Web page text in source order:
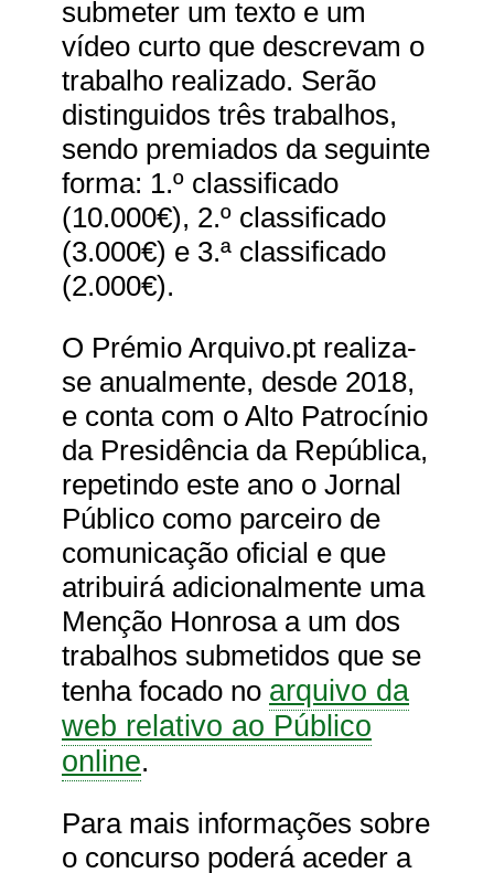
submeter um texto e um
vídeo curto que descrevam o
trabalho realizado. Serão
distinguidos três trabalhos,
sendo premiados da seguinte
forma: 1.º classificado
(10.000€), 2.º classificado
(3.000€) e 3.ª classificado
(2.000€).
O Prémio Arquivo.pt realiza-
se anualmente, desde 2018,
e conta com o Alto Patrocínio
da Presidência da República,
repetindo este ano o Jornal
Público como parceiro de
comunicação oficial e que
atribuirá adicionalmente uma
Menção Honrosa a um dos
trabalhos submetidos que se
tenha focado no arquivo da
web relativo ao Público
online.
Para mais informações sobre
o concurso poderá aceder a